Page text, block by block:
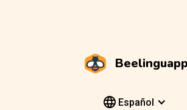
Beelinguapp
Español